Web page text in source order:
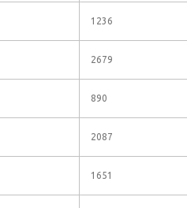
1236
2679
890
2087
1651